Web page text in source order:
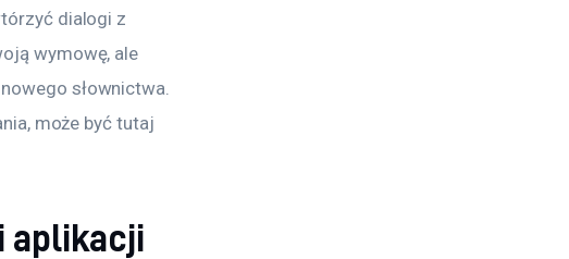
dialogi z
wymowę, ale
słownictwa.
może być tutaj
aplikacji